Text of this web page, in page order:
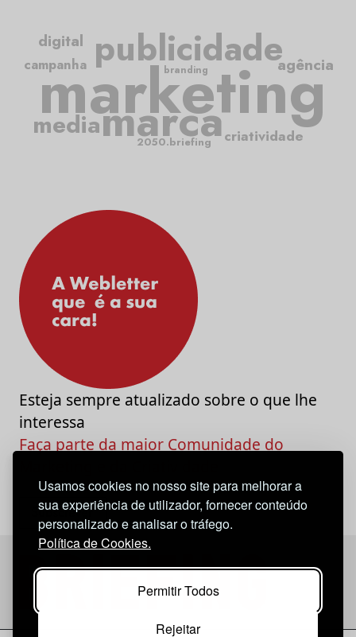
Usamos cookies no nosso site para melhorar a
sua experiência de utilizador, fornecer conteúdo
personalizado e analisar o tráfego.
Política de Cookies.
Permitir Todos
Rejeitar
marketing
publicidade
marcacriatividade
campanha
media
agência
digital
2050.briefing
branding
Esteja sempre atualizado sobre o que lhe
interessa
Faça parte da maior Comunidade do